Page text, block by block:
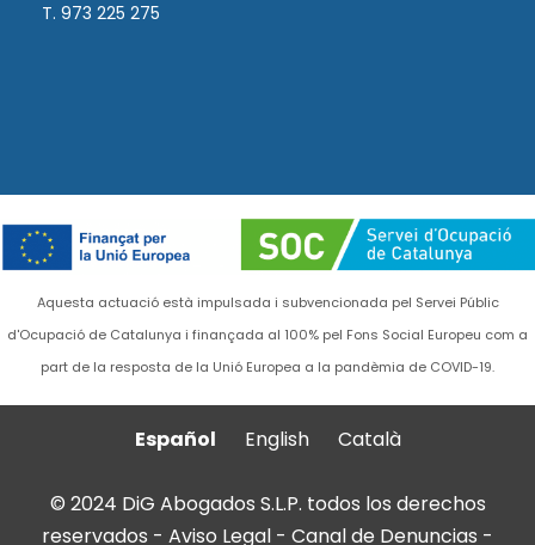
T. 973 225 275
Aquesta actuació està impulsada i subvencionada pel Servei Públic
d'Ocupació de Catalunya i finançada al 100% pel Fons Social Europeu com a
part de la resposta de la Unió Europea a la pandèmia de COVID-19.
Español English Català
© 2024 DiG Abogados S.L.P. todos los derechos
reservados - Aviso Legal - Canal de Denuncias -